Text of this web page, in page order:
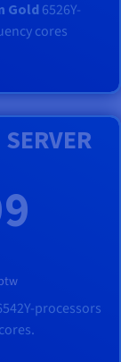
Gold6526Y-
cores
processors